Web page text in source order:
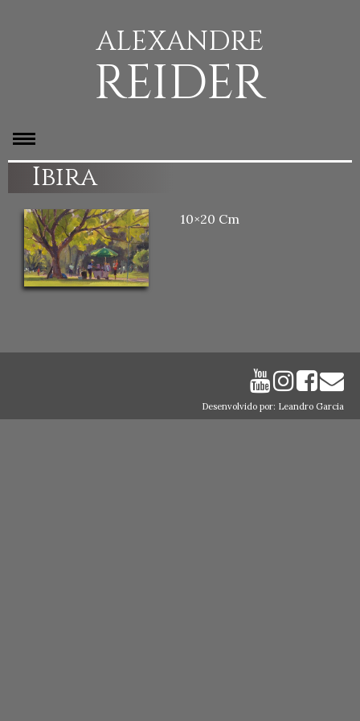
ALEXANDRE
REIDER
Ibira
10×20 Cm
Desenvolvido por: Leandro Garcia